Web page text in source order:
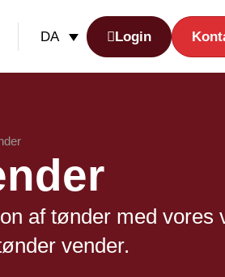
DA Login
af tønder med vores
vender.